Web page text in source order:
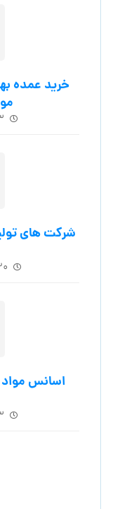
خرید عمده
۳
شرکت های
۲۰
اسانس
۳